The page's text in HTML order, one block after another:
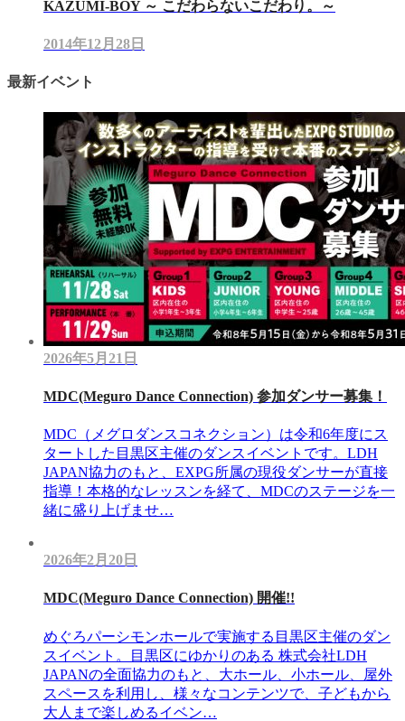
KAZUMI-BOY ～ こだわらないこだわり。～
2014年12月28日
最新イベント
2026年5月21日
MDC(Meguro Dance Connection) 参加ダンサー募集！
MDC（メグロダンスコネクション）は令和6年度にス
タートした目黒区主催のダンスイベントです。LDH
JAPAN協力のもと、EXPG所属の現役ダンサーが直接
指導！本格的なレッスンを経て、MDCのステージを一
緒に盛り上げませ…
2026年2月20日
MDC(Meguro Dance Connection) 開催!!
めぐろパーシモンホールで実施する目黒区主催のダン
スイベント。目黒区にゆかりのある 株式会社LDH
JAPANの全面協力のもと、大ホール、小ホール、屋外
スペースを利用し、様々なコンテンツで、子どもから
大人まで楽しめるイベン…